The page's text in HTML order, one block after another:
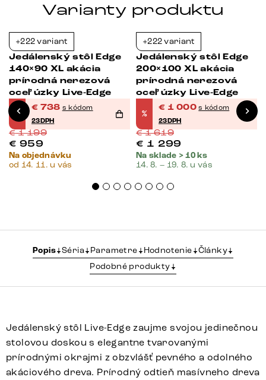
Varianty produktu
+222 variant
Jedálenský stôl Edge
140×90 XL akácia
prírodná nerezová
oceľ úzky Live-Edge
%
€ 738 s kódom
23DPH
€1 199
€ 959
Na objednávku
od 14. 11. u vás
+222 variant
Jedálenský stôl Edge
200×100 XL akácia
prírodná nerezová
oceľ úzky Live-Edge
%
€ 1 000 s kódom
23DPH
€1 619
€ 1 299
Na sklade > 10 ks
14. 8. – 19. 8. u vás
Popis Séria Parametre Hodnotenie
Články
Podobné produkty
Jedálenský stôl Live-Edge zaujme svojou jedinečnou
stolovou doskou s elegantne tvarovanými
prírodnými okrajmi z obzvlášť pevného a odolného
akáciového dreva. Prírodný odtieň masívneho dreva